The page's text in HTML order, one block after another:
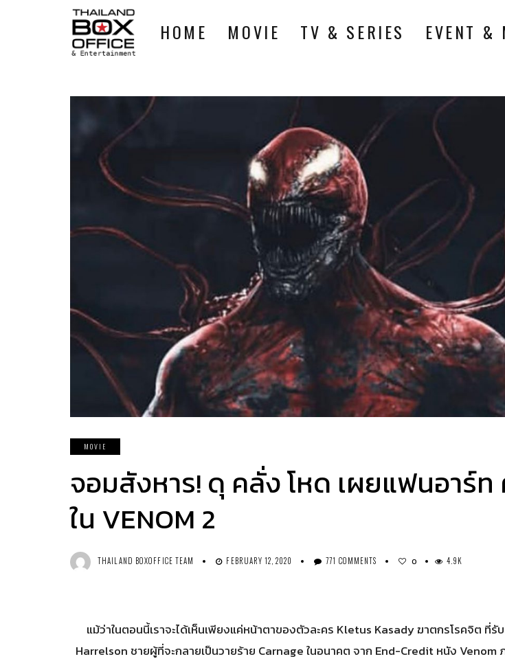
HOME MOVIE TV & SERIES EVENT &
MOVIE
จอมสังหาร! ดุ คลั่ง โหด เผยแฟนอาร์ท
ใน VENOM 2
THAILAND BOXOFFICE TEAM FEBRUARY 12, 2020 771 COMMENTS 0 4.9K
แม้ว่าในตอนนี้เราจะได้เห็นเพียงแค่หน้าตาของตัวละคร Kletus Kasady ฆาตกรโรคจิต ที่รั
Harrelson ชายผู้ที่จะกลายเป็นวายร้าย Carnage ในอนาคต จาก End-Credit หนัง Venom